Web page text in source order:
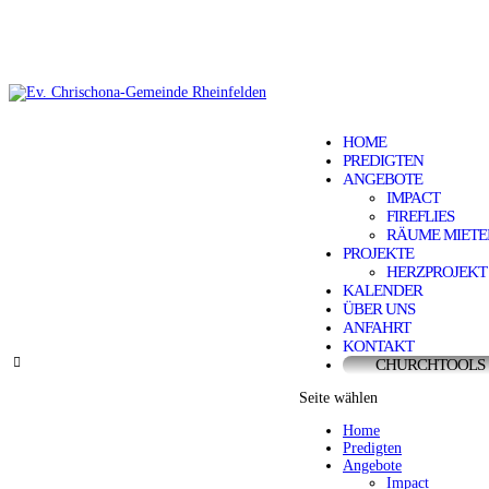
HOME
PREDIGTEN
ANGEBOTE
IMPACT
FIREFLIES
RÄUME
PROJEKTE
HERZPROJEKT
KALENDER
ÜBER UNS
ANFAHRT
KONTAKT
CHURCHTOOLS
Seite wählen
Home
Predigten
Angebote
Impact